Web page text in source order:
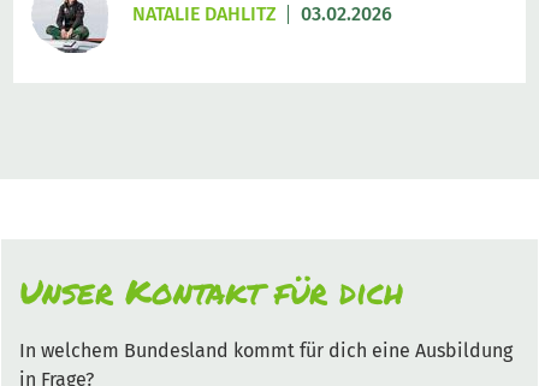
NATALIE DAHLITZ 03.02.2026
Unser Kontakt für dich
In welchem Bundesland kommt für dich eine Ausbildung
in Frage?